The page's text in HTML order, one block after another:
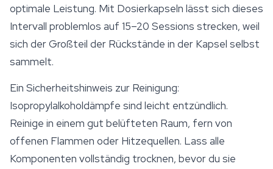
optimale Leistung. Mit Dosierkapseln lässt sich dieses
Intervall problemlos auf 15–20 Sessions strecken, weil
sich der Großteil der Rückstände in der Kapsel selbst
sammelt.
Ein Sicherheitshinweis zur Reinigung:
Isopropylalkoholdämpfe sind leicht entzündlich.
Reinige in einem gut belüfteten Raum, fern von
offenen Flammen oder Hitzequellen. Lass alle
Komponenten vollständig trocknen, bevor du sie